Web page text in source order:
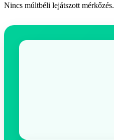
Nincs múltbéli lejátszott mérkőzés.